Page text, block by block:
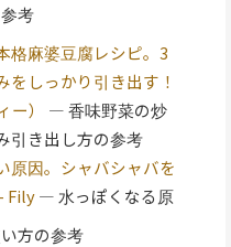
考
格麻婆豆腐レシピ。3
をしっかり引き出す！
）
— 香味野菜の炒
引き出し方の参考
原因。シャバシャバを
Fily— 水っぽくなる原
方の参考